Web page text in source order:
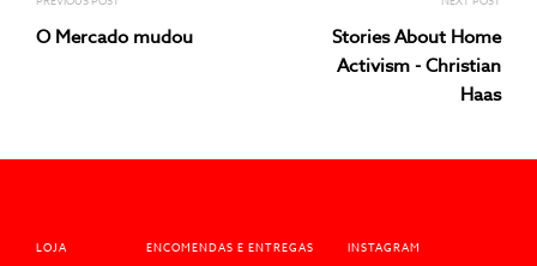
artigos
O Mercado mudou
Stories About Home
Activism - Christian
Haas
LOJA ENCOMENDAS E ENTREGAS INSTAGRAM